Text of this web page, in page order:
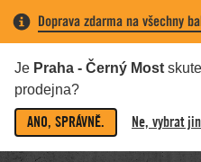
Doprava zdarma na všechny
Je Praha - Černý Most
prodejna?
ANO, SPRÁVNĚ. Ne, vybrat